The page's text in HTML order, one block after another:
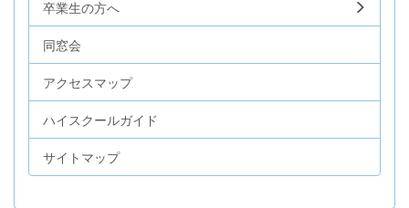
卒業生の方へ
同窓会
アクセスマップ
ハイスクールガイド
サイトマップ